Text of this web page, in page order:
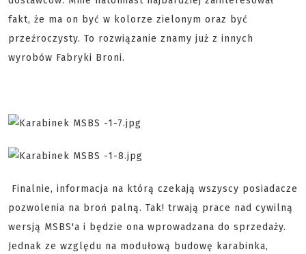
fakt, że ma on być w kolorze zielonym oraz być
przeźroczysty. To rozwiązanie znamy już z innych
wyrobów Fabryki Broni.
Finalnie, informacja na którą czekają wszyscy posiadacze
pozwolenia na broń palną. Tak! trwają prace nad cywilną
wersją MSBS'a i będzie ona wprowadzana do sprzedaży.
Jednak ze względu na modułową budowę karabinka,